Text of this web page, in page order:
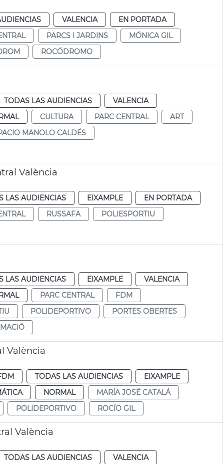
VALENCIA
EN PORTADA
PARCS I JARDINS
MÓNICA GIL
ROCÓDROMO
TODAS LAS AUDIENCIAS
VALENCIA
CULTURA PARC CENTRAL
ART
MANOLO CALDÉS
València
LAS AUDIENCIAS EIXAMPLE
EN PORTADA
RUSSAFA
POLIESPORTIU
LAS AUDIENCIAS EIXAMPLE
VALENCIA
PARC CENTRAL
FDM
POLIDEPORTIVO
PORTES OBERTES
València
TODAS LAS AUDIENCIAS
EIXAMPLE
NORMAL
MARÍA JOSÉ CATALÁ
POLIDEPORTIVO ROCÍO GIL
València
TODAS LAS AUDIENCIAS
VALENCIA